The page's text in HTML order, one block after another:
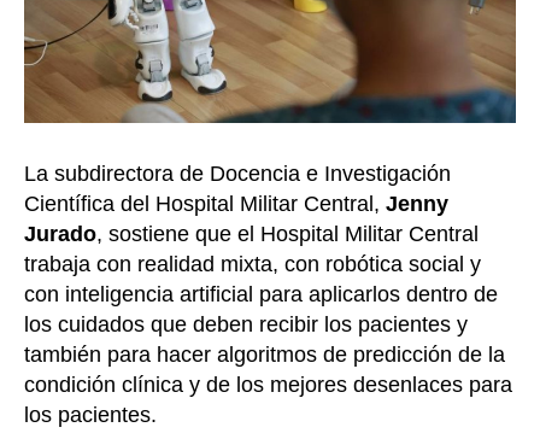
La subdirectora de Docencia e Investigación
Científica del Hospital Militar Central, Jenny
Jurado, sostiene que el Hospital Militar Central
trabaja con realidad mixta, con robótica social y
con inteligencia artificial para aplicarlos dentro de
los cuidados que deben recibir los pacientes y
también para hacer algoritmos de predicción de la
condición clínica y de los mejores desenlaces para
los pacientes.